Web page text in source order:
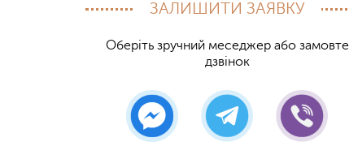
ЗАЛИШИТИ ЗАЯВКУ
Оберіть зручний меседжер або замовте
дзвінок